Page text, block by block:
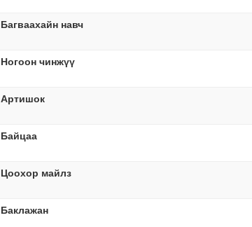
Багваахайн навч
Ногоон чинжүү
Артишок
Байцаа
Цоохор майлз
Баклажан